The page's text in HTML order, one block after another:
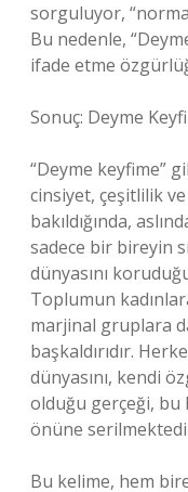
sorguluyor,
Bu nedenle,
ifade etme
Sonuç: Deyme
“Deyme keyfime”
cinsiyet, çeşitlilik
bakıldığında,
sadece bir bireyin
dünyasını
Toplumun
marjinal gruplara
başkaldırıdır.
dünyasını, kendi
olduğu gerçeği, bu
önüne
Bu kelime, hem